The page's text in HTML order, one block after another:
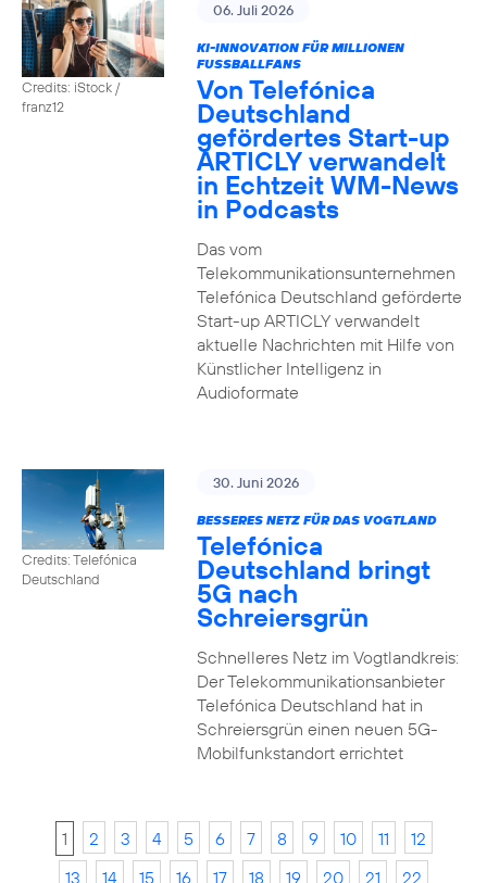
Credits: iStock /
franz12
06. Juli 2026
KI-INNOVATION FÜR MILLIONEN
FUSSBALLFANS
Von Telefónica
Deutschland
gefördertes Start-up
ARTICLY verwandelt
in Echtzeit WM-News
in Podcasts
Das vom
Telekommunikationsunternehmen
Telefónica Deutschland geförderte
Start-up ARTICLY verwandelt
aktuelle Nachrichten mit Hilfe von
Künstlicher Intelligenz in
Audioformate
Credits: Telefónica
Deutschland
30. Juni 2026
BESSERES NETZ FÜR DAS VOGTLAND
Telefónica
Deutschland bringt
5G nach
Schreiersgrün
Schnelleres Netz im Vogtlandkreis:
Der Telekommunikationsanbieter
Telefónica Deutschland hat in
Schreiersgrün einen neuen 5G-
Mobilfunkstandort errichtet
1 2 3 4 5 6 7 8 9 10 11
12
13
14 15 16 17 18 19 20 21 22